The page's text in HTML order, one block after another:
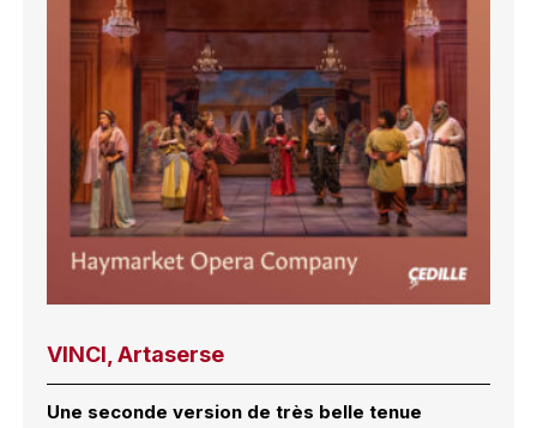
VINCI, Artaserse
Une seconde version de très belle tenue